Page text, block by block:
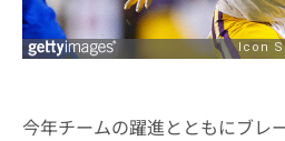
今年チームの躍進とともにブレ